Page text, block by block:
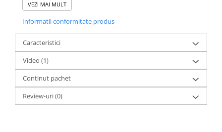
VEZI MAI MULT
Informatii conformitate produs
Caracteristici
Video (1)
Continut pachet
Review-uri(0)